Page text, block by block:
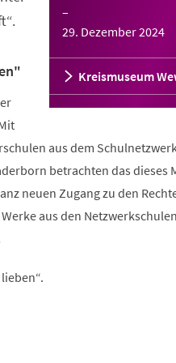
–
29. Dezember 2024
Kreismuseum
aus dem
betrachten das dieses
neuen Zugang zu den
aus den